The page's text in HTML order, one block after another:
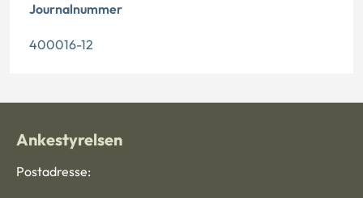
Journalnummer
400016-12
Ankestyrelsen
Postadresse: